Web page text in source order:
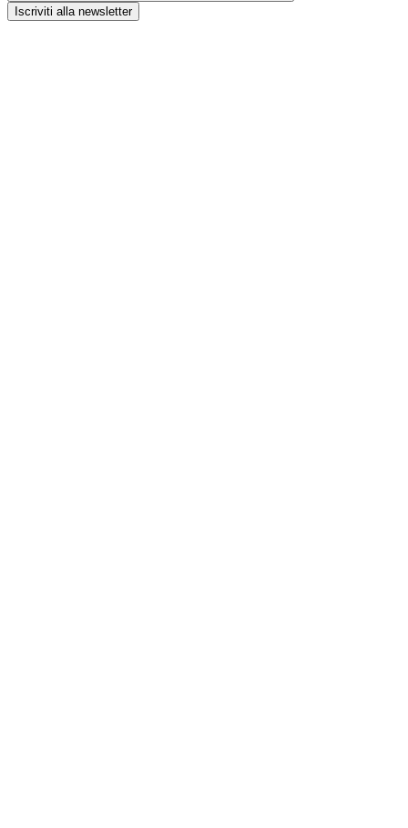
Iscriviti alla newsletter